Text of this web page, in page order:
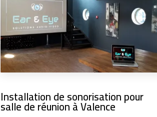
Installation de sonorisation pour
salle de réunion à Valence